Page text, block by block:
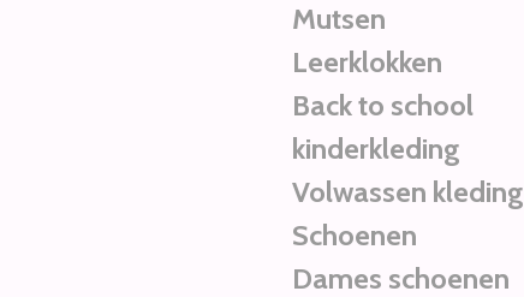
Mutsen
Leerklokken
Back to school
kinderkleding
Volwassen kleding
Schoenen
Dames schoenen